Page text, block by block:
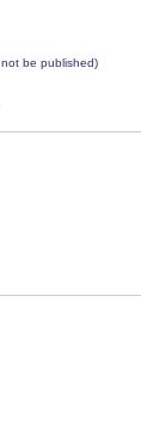
not be published)